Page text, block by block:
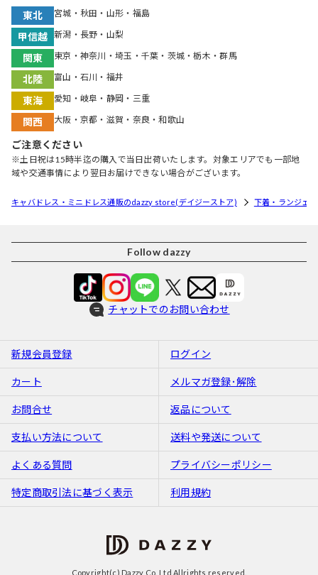
東北 宮城・秋田・山形・福島
甲信越 新潟・長野・山梨
関東 東京・神奈川・埼玉・千葉・茨城・栃木・群馬
北陸 富山・石川・福井
東海 愛知・岐阜・静岡・三重
関西 大阪・京都・滋賀・奈良・和歌山
ご注意ください
※土日祝は15時半迄の購入で当日出荷いたします。対象エリアでも一部地
域や交通事情により翌日お届けできない場合がございます。
キャバドレス・ミニドレス通販のdazzy store(デイジーストア) 下着・ランジェ
Follow dazzy
チャットでのお問い合わせ
新規会員登録 ログイン
カート メルマガ登録･解除
お問合せ 返品について
支払い方法について 送料や発送について
よくある質問 プライバシーポリシー
特定商取引法に基づく表示 利用規約
Copyright(c) Dazzy Co.,Ltd Allrights reserved.